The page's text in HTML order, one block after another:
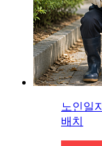
노인일
배치